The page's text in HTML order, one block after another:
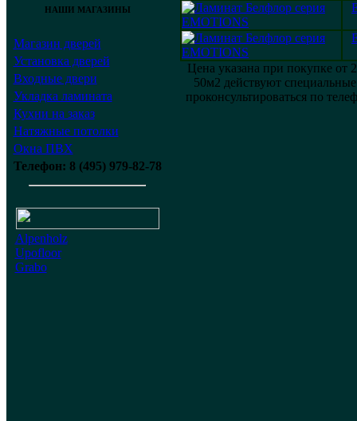
НАШИ МАГАЗИНЫ
Магазин дверей
Установка дверей
Входные двери
Укладка ламината
Кухни на заказ
Натяжные потолки
Окна ПВХ
Телефон: 8 (495) 979-82-78
Alpenholz
Upofloor
Grabo
Цена указана при покупке от
50м2 действуют
проконсультироваться по